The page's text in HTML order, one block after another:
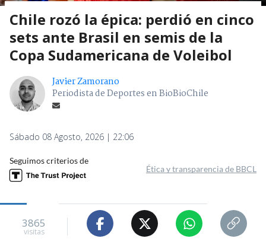
Chile rozó la épica: perdió en cinco
sets ante Brasil en semis de la
Copa Sudamericana de Voleibol
Javier Zamorano
Periodista de Deportes en BioBioChile
Sábado 08 Agosto, 2026 | 22:06
Seguimos criterios de
Ética y transparencia de BBCL
3865
visitas